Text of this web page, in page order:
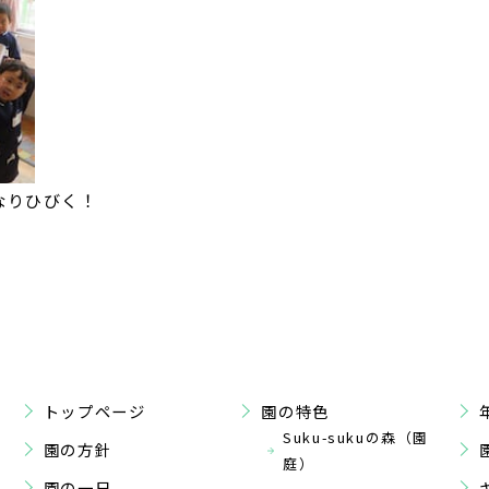
ひびく！
トップページ
園の方針
園の特色
Suku-sukuの森（園
庭）